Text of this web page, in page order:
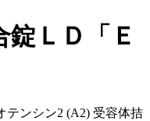
ＬＤ「Ｅ
テンシン2 (A2) 受容体拮